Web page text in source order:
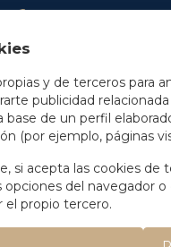
y de terceros para
publicidad
base de un perfil
(por ejemplo, páginas
si acepta las cookies de
opciones del navegador o
el propio tercero.